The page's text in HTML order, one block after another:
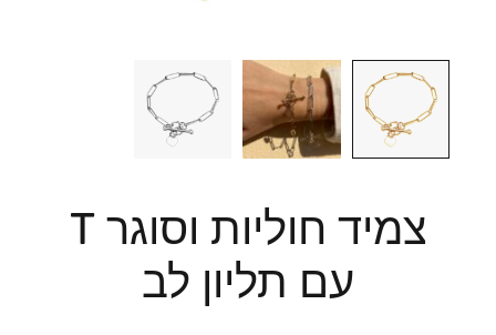
צמיד חוליות וסוגר T
עם תליון לב